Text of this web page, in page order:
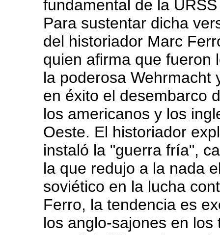
fundamental de la
Para sustentar dicha
del historiador Marc
quien afirma que fueron
la poderosa Wehrmacht
en éxito el desembarco
los americanos y los
Oeste. El historiador
instaló la "guerra fría",
la que redujo a la nada
soviético en la lucha
Ferro, la tendencia es
los anglo-sajones en